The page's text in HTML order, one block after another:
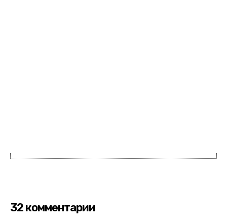
32 комментарии